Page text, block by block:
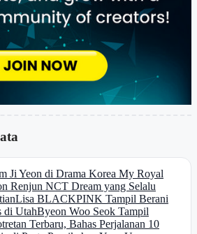
Ji Yeon di Drama Korea My Royal
Renjun NCT Dream yang Selalu
Lisa BLACKPINK Tampil Berani
di UtahByeon Woo Seok Tampil
Terbaru, Bahas Perjalanan 10